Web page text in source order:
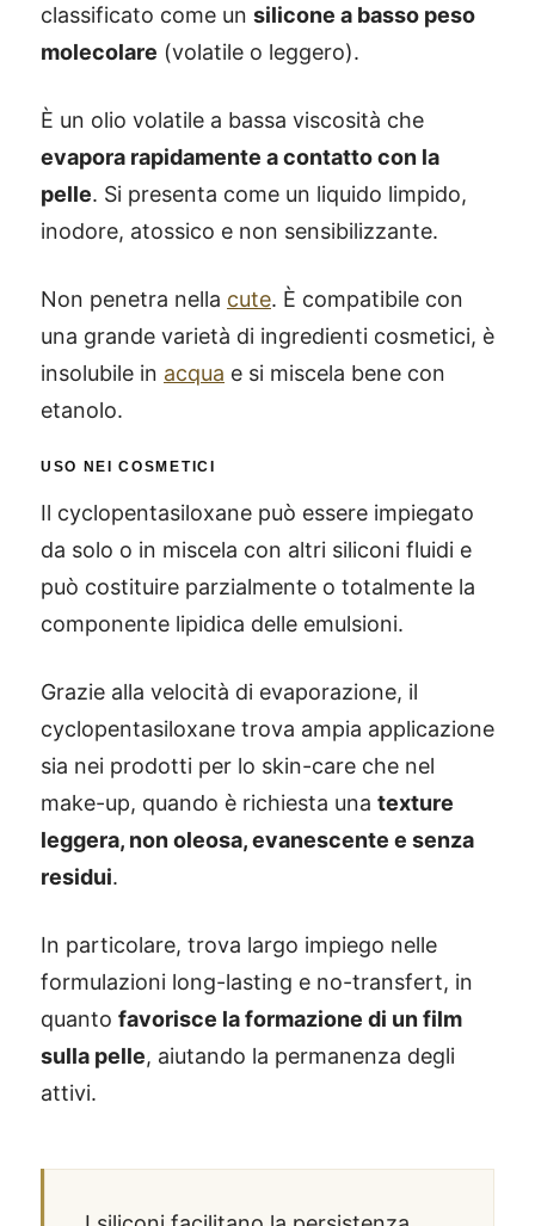
classificato come un silicone a basso peso
molecolare (volatile o leggero).
È un olio volatile a bassa viscosità che
evapora rapidamente a contatto con la
pelle. Si presenta come un liquido limpido,
inodore, atossico e non sensibilizzante.
Non penetra nella cute. È compatibile con
una grande varietà di ingredienti cosmetici, è
insolubile in acqua e si miscela bene con
etanolo.
USO NEI COSMETICI
Il cyclopentasiloxane può essere impiegato
da solo o in miscela con altri siliconi fluidi e
può costituire parzialmente o totalmente la
componente lipidica delle emulsioni.
Grazie alla velocità di evaporazione, il
cyclopentasiloxane trova ampia applicazione
sia nei prodotti per lo skin-care che nel
make-up, quando è richiesta una texture
leggera, non oleosa, evanescente e senza
residui.
In particolare, trova largo impiego nelle
formulazioni long-lasting e no-transfert, in
quanto favorisce la formazione di un film
sulla pelle, aiutando la permanenza degli
attivi.